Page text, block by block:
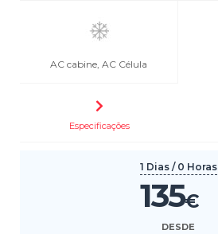
AC cabine, AC Célula
Especificações
1 Dias / 0 Horas
135€
DESDE